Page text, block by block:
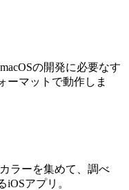
の開発に必要なす
ーマットで動作しま
ラーを集めて、調べ
アプリ。